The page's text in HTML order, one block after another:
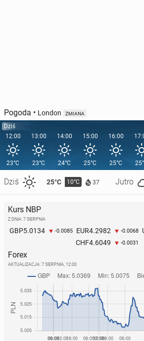
Pogoda • London ZMIANA
Dziś
12:00
23°C
Dziś 25°C 10°C 37 Jutro
13:00
23°C
14:00
24°C
15:00
25°C
16:00
25°C
Kurs NBP
Z DNIA: 7 SIERPNIA
GBP5.0134 -0.0085 EUR4.2982 -0.0068
CHF4.6049 -0.0031
Forex
AKTUALIZACJA: 7 SIERPNIA, 12:00